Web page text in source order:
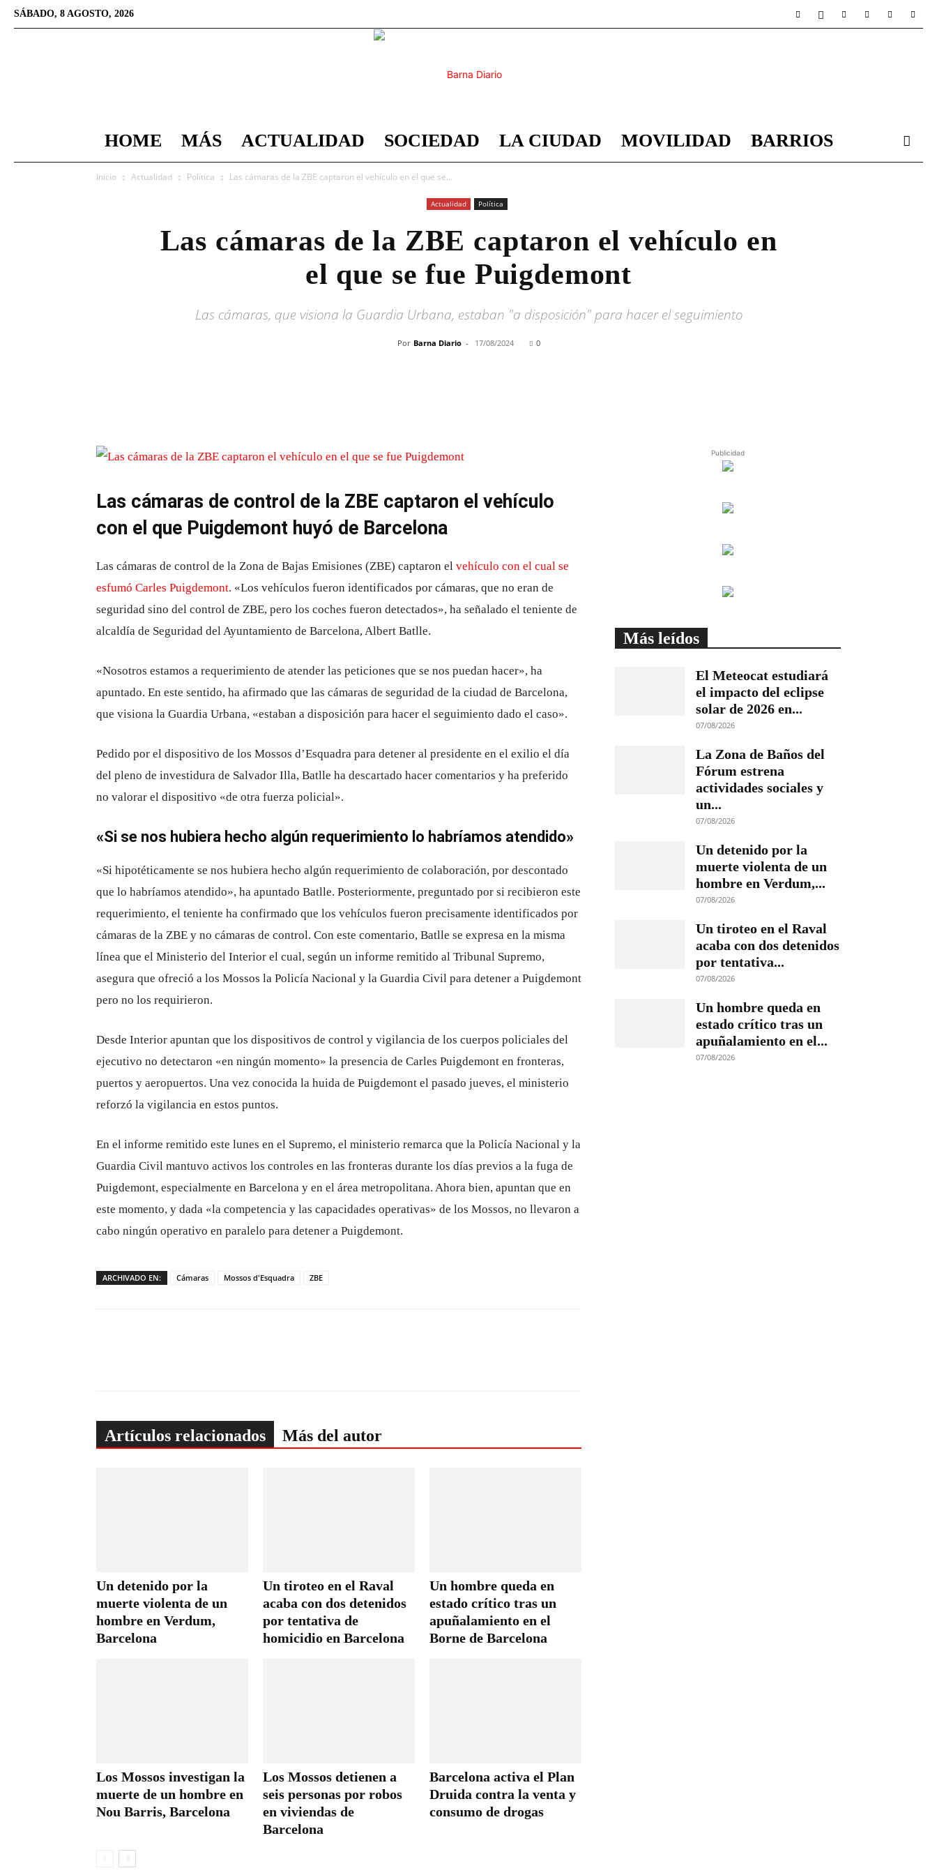
SÁBADO, 8 AGOSTO, 2026
Barna
HOME MÁS ACTUALIDAD SOCIEDAD LA CIUDAD MOVILIDAD BARRIOS
Inicio Actualidad Política Las cámaras de la ZBE captaron el vehículo en el que se...
Actualidad Política
Las cámaras de la ZBE captaron el vehículo en
el que se fue Puigdemont
Las cámaras, que visiona la Guardia Urbana, estaban "a disposición" para hacer el seguimiento
Por Barna Diario - 17/08/2024 0
Las cámaras de control de la ZBE captaron el vehículo
con el que Puigdemont huyó de Barcelona
Las cámaras de control de la Zona de Bajas Emisiones (ZBE) captaron el vehículo con el cual se
esfumó Carles Puigdemont. «Los vehículos fueron identificados por cámaras, que no eran de
seguridad sino del control de ZBE, pero los coches fueron detectados», ha señalado el teniente de
alcaldía de Seguridad del Ayuntamiento de Barcelona, Albert Batlle.
«Nosotros estamos a requerimiento de atender las peticiones que se nos puedan hacer», ha
apuntado. En este sentido, ha afirmado que las cámaras de seguridad de la ciudad de Barcelona,
que visiona la Guardia Urbana, «estaban a disposición para hacer el seguimiento dado el caso».
Pedido por el dispositivo de los Mossos d’Esquadra para detener al presidente en el exilio el día
del pleno de investidura de Salvador Illa, Batlle ha descartado hacer comentarios y ha preferido
no valorar el dispositivo «de otra fuerza policial».
«Si se nos hubiera hecho algún requerimiento lo habríamos atendido»
«Si hipotéticamente se nos hubiera hecho algún requerimiento de colaboración, por descontado
que lo habríamos atendido», ha apuntado Batlle. Posteriormente, preguntado por si recibieron este
requerimiento, el teniente ha confirmado que los vehículos fueron precisamente identificados por
cámaras de la ZBE y no cámaras de control. Con este comentario, Batlle se expresa en la misma
línea que el Ministerio del Interior el cual, según un informe remitido al Tribunal Supremo,
asegura que ofreció a los Mossos la Policía Nacional y la Guardia Civil para detener a Puigdemont
pero no los requirieron.
Desde Interior apuntan que los dispositivos de control y vigilancia de los cuerpos policiales del
ejecutivo no detectaron «en ningún momento» la presencia de Carles Puigdemont en fronteras,
puertos y aeropuertos. Una vez conocida la huida de Puigdemont el pasado jueves, el ministerio
reforzó la vigilancia en estos puntos.
En el informe remitido este lunes en el Supremo, el ministerio remarca que la Policía Nacional y la
Guardia Civil mantuvo activos los controles en las fronteras durante los días previos a la fuga de
Puigdemont, especialmente en Barcelona y en el área metropolitana. Ahora bien, apuntan que en
este momento, y dada «la competencia y las capacidades operativas» de los Mossos, no llevaron a
cabo ningún operativo en paralelo para detener a Puigdemont.
ARCHIVADO EN: Cámaras Mossos d'Esquadra ZBE
Artículos relacionados Más del autor
Un detenido por la
muerte violenta de un
hombre en Verdum,
Barcelona
Un tiroteo en el Raval
acaba con dos detenidos
por tentativa de
homicidio en Barcelona
Un hombre queda en
estado crítico tras un
apuñalamiento en el
Borne de Barcelona
Los Mossos investigan la
muerte de un hombre en
Nou Barris, Barcelona
Los Mossos detienen a
seis personas por robos
en viviendas de
Barcelona
Barcelona activa el Plan
Druida contra la venta y
consumo de drogas
Publicidad
Más leídos
El Meteocat estudiará
el impacto del eclipse
solar de 2026 en...
07/08/2026
La Zona de Baños del
Fórum estrena
actividades sociales y
un...
07/08/2026
Un detenido por la
muerte violenta de un
hombre en Verdum,...
07/08/2026
Un tiroteo en el Raval
acaba con dos detenidos
por tentativa...
07/08/2026
Un hombre queda en
estado crítico tras un
apuñalamiento en el...
07/08/2026